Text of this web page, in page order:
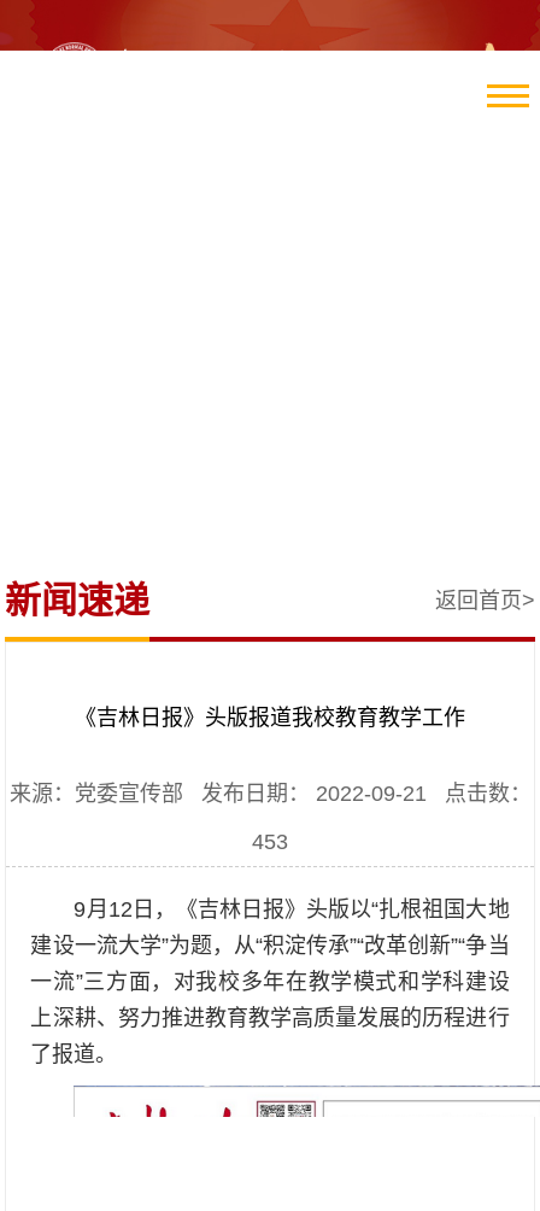
新闻速递 返回首页>
《吉林日报》头版报道我校教育教学工作
来源：党委宣传部 发布日期： 2022-09-21 点击数：
453
9月12日，《吉林日报》头版以“扎根祖国大地
建设一流大学”为题，从“积淀传承”“改革创新”“争当
一流”三方面，对我校多年在教学模式和学科建设
上深耕、努力推进教育教学高质量发展的历程进行
了报道。